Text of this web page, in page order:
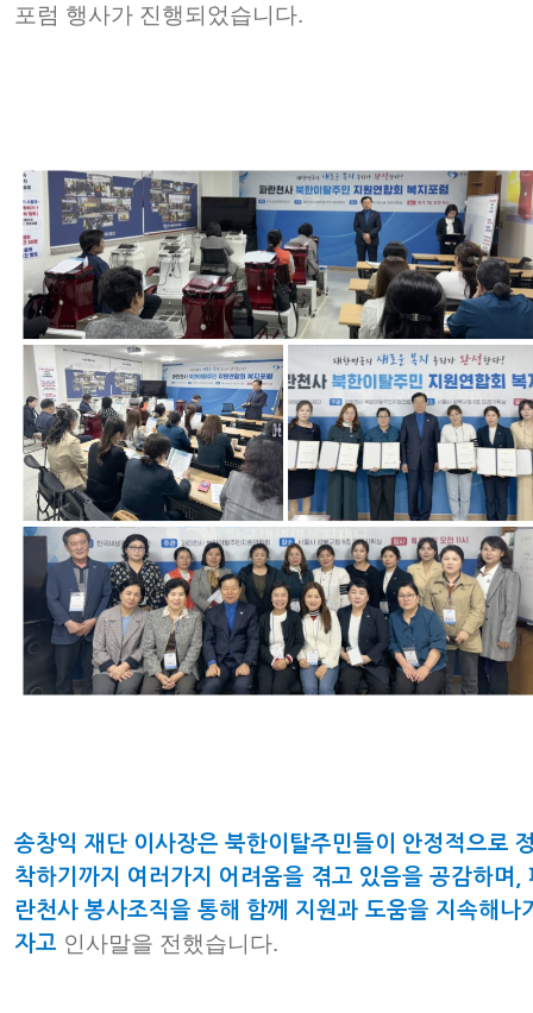
포럼 행사가 진행되었습니다.
송창익 재단 이사장은 북한이탈주민들이 안정적으로
착하기까지 여러가지 어려움을 겪고 있음을 공감하며,
란천사 봉사조직을 통해 함께 지원과 도움을 지속해나
자고 인사말을 전했습니다.